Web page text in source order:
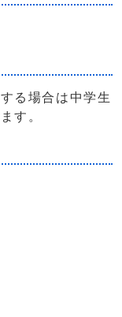
る場合は中学生
す。